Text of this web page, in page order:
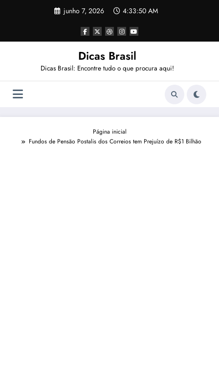
junho 7, 2026 4:33:50 AM
Dicas Brasil
Dicas Brasil: Encontre tudo o que procura aqui!
Página inicial
Fundos de Pensão Postalis dos Correios tem Prejuízo de R$1 Bilhão